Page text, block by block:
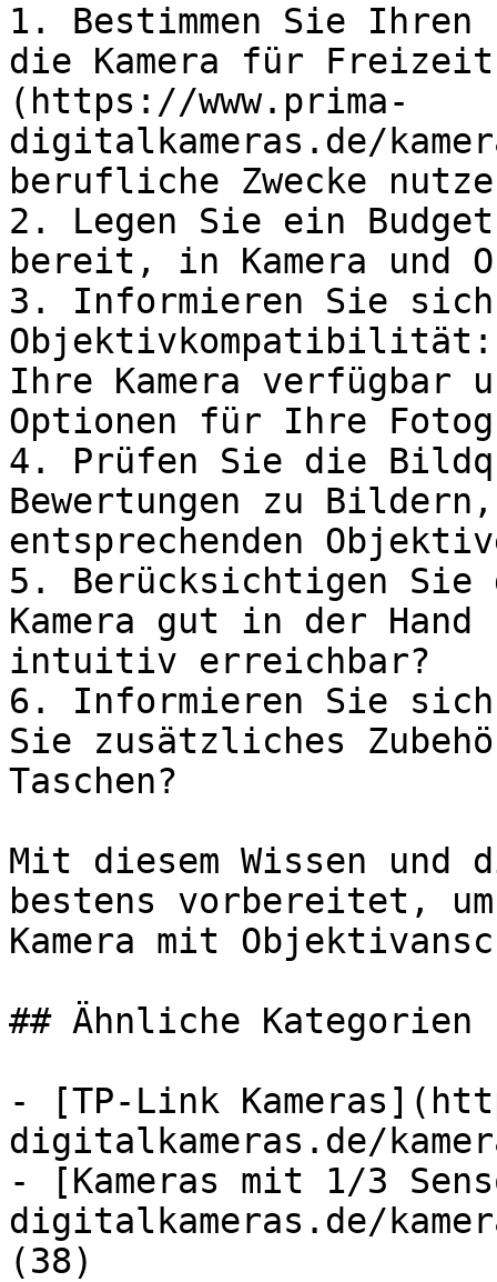
1. Bestimmen Sie Ihren
die Kamera für
(https://www.prima-
digitalkameras.de/
berufliche Zwecke
2. Legen Sie ein
bereit, in Kamera und
3. Informieren Sie
Ihre Kamera verfügbar
Optionen für Ihre
4. Prüfen Sie die
Bewertungen zu
entsprechenden
5. Berücksichtigen Sie
Kamera gut in der
intuitiv erreichbar?
6. Informieren Sie sich
Sie zusätzliches
Taschen?
Mit diesem Wissen und
bestens vorbereitet,
Kamera mit
## Ähnliche Kategorien
- [TP-Link
digitalkameras.de/
- [Kameras mit 1/3
digitalkameras.de/
(38)